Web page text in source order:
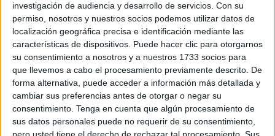
investigación de audiencia y desarrollo de servicios. Con su
permiso, nosotros y nuestros socios podemos utilizar datos de
localización geográfica precisa e identificación mediante las
características de dispositivos. Puede hacer clic para otorgarnos
su consentimiento a nosotros y a nuestros 1733 socios para
que llevemos a cabo el procesamiento previamente descrito. De
forma alternativa, puede acceder a información más detallada y
cambiar sus preferencias antes de otorgar o negar su
consentimiento. Tenga en cuenta que algún procesamiento de
sus datos personales puede no requerir de su consentimiento,
Vox apoya "toda movilización ciudadana"
en defensa de la españolidad y seguridad
de Ceuta
HACE 20 MINUTOS
Ceuta necesita unidad para afrontar una
situación que no puede sostenerse sola
HACE 1 HORA